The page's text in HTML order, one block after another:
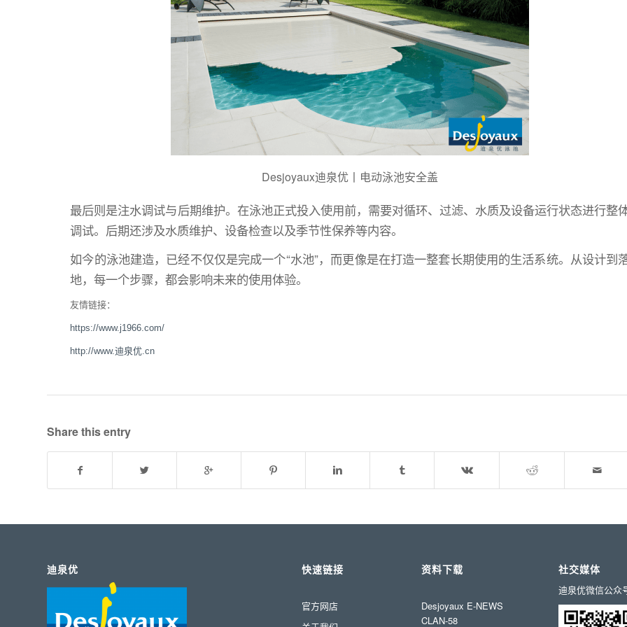
Desjoyaux迪泉优丨电动泳池安全盖
最后则是注水调试与后期维护。在泳池正式投入使用前，需要对循环、过滤、水质及设备运行状态进行整
调试。后期还涉及水质维护、设备检查以及季节性保养等内容。
如今的泳池建造，已经不仅仅是完成一个“水池”，而更像是在打造一整套长期使用的生活系统。从设计到
地，每一个步骤，都会影响未来的使用体验。
友情链接：
https://www.j1966.com/
http://www.迪泉优.cn
Share this entry
迪泉优 快速链接
官方网店
资料下载
Desjoyaux E-NEWS
CLAN-58
社交媒体
迪泉优微信公众